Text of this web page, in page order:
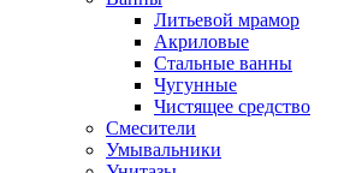
Литьевой мрамор
Акриловые
Стальные ванны
Чугунные
Чистящее средство
Смесители
Умывальники